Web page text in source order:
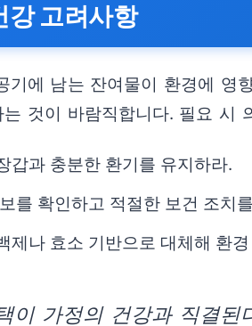
강 고려사항
기에 남는 잔여물이 환경에 영
것이 바람직합니다. 필요 시
갑과 충분한 환기를 유지하라.
를 확인하고 적절한 보건 조치
제나 효소 기반으로 대체해 환
이 가정의 건강과 직결된